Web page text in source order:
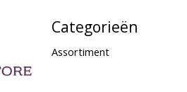
Categorieën
Assortiment